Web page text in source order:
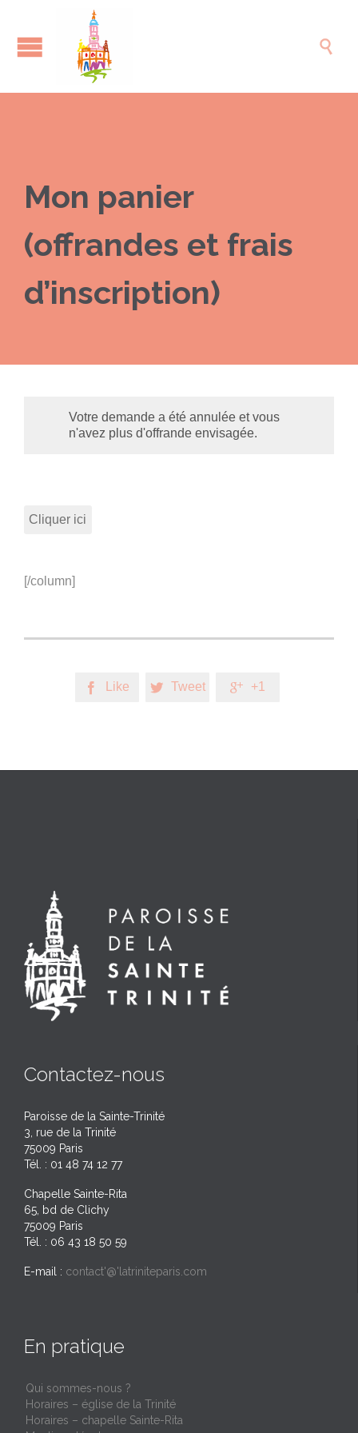

Mon panier
(offrandes et frais
d’inscription)
Votre demande a été annulée et vous
n'avez plus d'offrande envisagée.
Cliquer ici
[/column]
 Like  Tweet  +1
Contactez-nous
Paroisse de la Sainte-Trinité
3, rue de la Trinité
75009 Paris
Tél. : 01 48 74 12 77
Chapelle Sainte-Rita
65, bd de Clichy
75009 Paris
Tél. : 06 43 18 50 59
E-mail : contact'@'latriniteparis.com
En pratique
Qui sommes-nous ?
Horaires – église de la Trinité
Horaires – chapelle Sainte-Rita